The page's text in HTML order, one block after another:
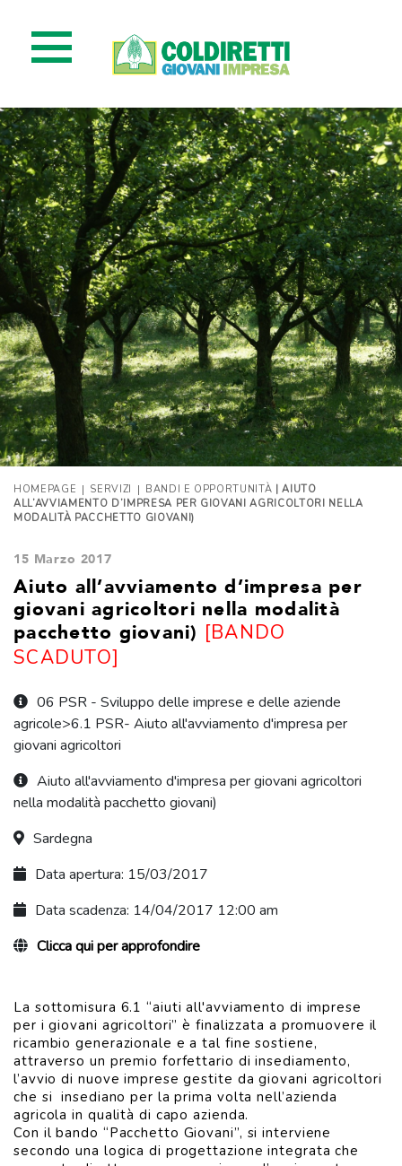
HOMEPAGE | SERVIZI | BANDI E OPPORTUNITÀ
| AIUTO
ALL’AVVIAMENTO D’IMPRESA PER GIOVANI AGRICOLTORI NELLA
MODALITÀ PACCHETTO GIOVANI)
15 Marzo 2017
Aiuto all’avviamento d’impresa per
giovani agricoltori nella modalità
pacchetto giovani) [BANDO
SCADUTO]
06 PSR - Sviluppo delle imprese e delle aziende
agricole>6.1 PSR- Aiuto all'avviamento d'impresa per
giovani agricoltori
Aiuto all'avviamento d'impresa per giovani agricoltori
nella modalità pacchetto giovani)
Sardegna
Data apertura: 15/03/2017
Data scadenza: 14/04/2017 12:00 am
Clicca qui per approfondire
La sottomisura 6.1 “aiuti all'avviamento di imprese
per i giovani agricoltori” è finalizzata a promuovere il
ricambio generazionale e a tal fine sostiene,
attraverso un premio forfettario di insediamento,
l’avvio di nuove imprese gestite da giovani agricoltori
che si insediano per la prima volta nell’azienda
agricola in qualità di capo azienda.
Con il bando “Pacchetto Giovani”, si interviene
secondo una logica di progettazione integrata che